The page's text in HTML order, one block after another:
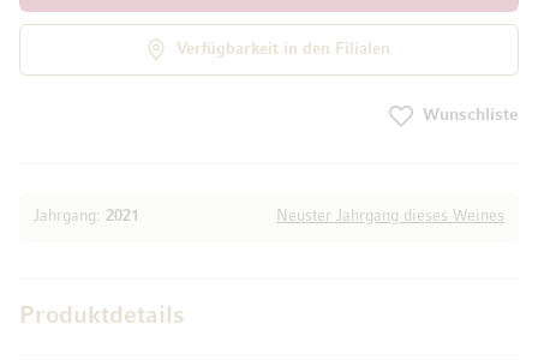
Jahrgang: 2021 Neuster Jahrgang dieses Weines
Verfügbarkeit in den Filialen
Wunschliste
Produktdetails